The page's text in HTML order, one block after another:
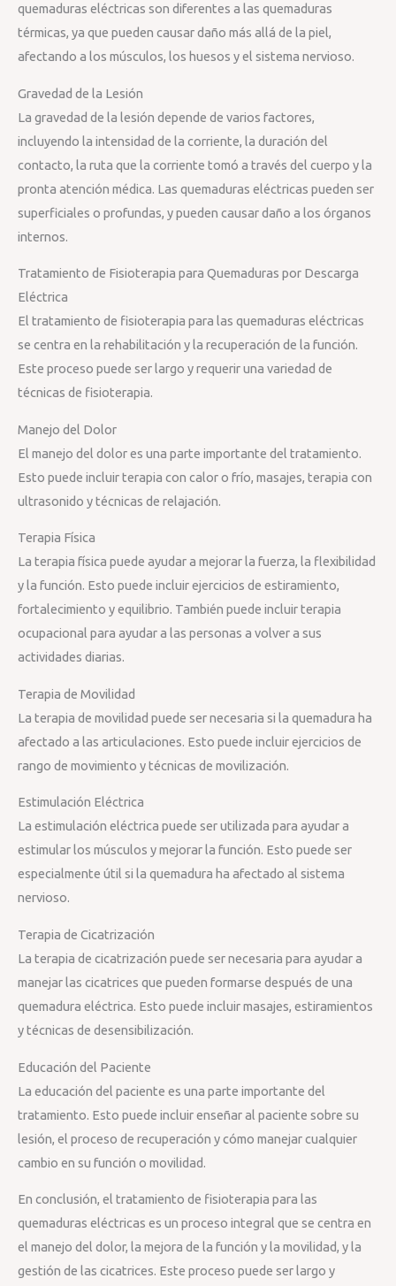
quemaduras eléctricas son diferentes a las quemaduras
térmicas, ya que pueden causar daño más allá de la piel,
afectando a los músculos, los huesos y el sistema nervioso.
Gravedad de la Lesión
La gravedad de la lesión depende de varios factores,
incluyendo la intensidad de la corriente, la duración del
contacto, la ruta que la corriente tomó a través del cuerpo y la
pronta atención médica. Las quemaduras eléctricas pueden ser
superficiales o profundas, y pueden causar daño a los órganos
internos.
Tratamiento de Fisioterapia para Quemaduras por Descarga
Eléctrica
El tratamiento de fisioterapia para las quemaduras eléctricas
se centra en la rehabilitación y la recuperación de la función.
Este proceso puede ser largo y requerir una variedad de
técnicas de fisioterapia.
Manejo del Dolor
El manejo del dolor es una parte importante del tratamiento.
Esto puede incluir terapia con calor o frío, masajes, terapia con
ultrasonido y técnicas de relajación.
Terapia Física
La terapia física puede ayudar a mejorar la fuerza, la flexibilidad
y la función. Esto puede incluir ejercicios de estiramiento,
fortalecimiento y equilibrio. También puede incluir terapia
ocupacional para ayudar a las personas a volver a sus
actividades diarias.
Terapia de Movilidad
La terapia de movilidad puede ser necesaria si la quemadura ha
afectado a las articulaciones. Esto puede incluir ejercicios de
rango de movimiento y técnicas de movilización.
Estimulación Eléctrica
La estimulación eléctrica puede ser utilizada para ayudar a
estimular los músculos y mejorar la función. Esto puede ser
especialmente útil si la quemadura ha afectado al sistema
nervioso.
Terapia de Cicatrización
La terapia de cicatrización puede ser necesaria para ayudar a
manejar las cicatrices que pueden formarse después de una
quemadura eléctrica. Esto puede incluir masajes, estiramientos
y técnicas de desensibilización.
Educación del Paciente
La educación del paciente es una parte importante del
tratamiento. Esto puede incluir enseñar al paciente sobre su
lesión, el proceso de recuperación y cómo manejar cualquier
cambio en su función o movilidad.
En conclusión, el tratamiento de fisioterapia para las
quemaduras eléctricas es un proceso integral que se centra en
el manejo del dolor, la mejora de la función y la movilidad, y la
gestión de las cicatrices. Este proceso puede ser largo y